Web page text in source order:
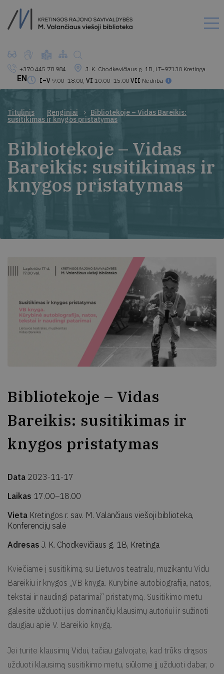
+370 445 78 984
J. K. Chodkevičiaus g. 1B, LT–97130 Kretinga
I–V 9.00–18.00, VI 10.00–15.00 VII Nedirba
EN
Titulinis Renginiai Bibliotekoje – Vidas Bareikis:
susitikimas ir knygos pristatymas
Bibliotekoje – Vidas
Bareikis: susitikimas ir
knygos pristatymas
Bibliotekoje – Vidas
Bareikis: susitikimas ir
knygos pristatymas
Data 2023-11-17
Laikas 17.00–18.00
Vieta Kretingos r. sav. M. Valančiaus viešoji biblioteka,
Konferencijų salė
Adresas J. K. Chodkevičiaus g. 1B, Kretinga
Kviečiame į susitikimą su Lietuvos teatralu, muzikantu Vidu
Bareikiu ir knygos „VB knyga. Kūrybinė autobiografija, natos,
tekstai ir naudingi patarimai“ pristatymą. Susitikimo metu
galėsite užduoti jus dominančių klausimų autoriui ir sužinoti
daugiau apie V. Bareikio knygą.
Jei turite klausimų Vidui, tačiau galvojate, kad trūks drąsos
užduoti klausimą susitikimo metu, siūlome jį užduoti dabar, o